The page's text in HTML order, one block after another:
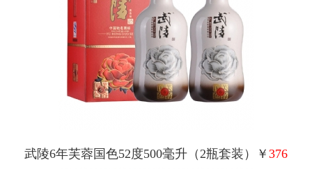
武陵6年芙蓉国色52度500毫升（2瓶套装）￥ 376